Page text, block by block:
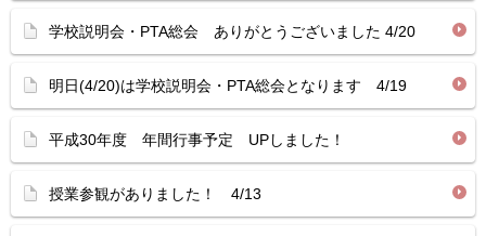
学校説明会・PTA総会 ありがとうございました 4/20
明日(4/20)は学校説明会・PTA総会となります 4/19
平成30年度 年間行事予定 UPしました！
授業参観がありました！ 4/13